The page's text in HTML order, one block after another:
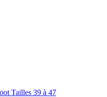
Tailles 39 à 47